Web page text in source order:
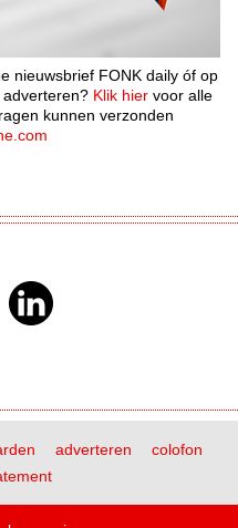
nieuwsbrief FONK daily óf op
Klik hier voor alle
kunnen verzonden
adverteren
colofon